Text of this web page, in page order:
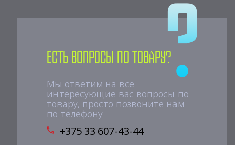
Есть вопросы по товару?
Мы ответим на все
интересующие вас вопросы по
товару, просто позвоните нам
по телефону
+375 33 607-43-44